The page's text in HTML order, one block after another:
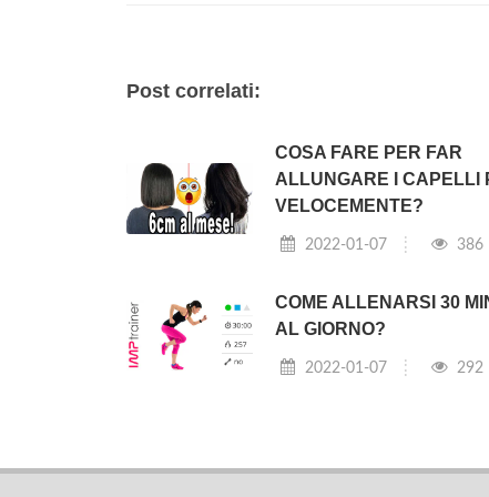
Post correlati:
COSA FARE PER FAR
ALLUNGARE I CAPELLI
VELOCEMENTE?
2022-01-07 386
COME ALLENARSI 30
AL GIORNO?
2022-01-07 292